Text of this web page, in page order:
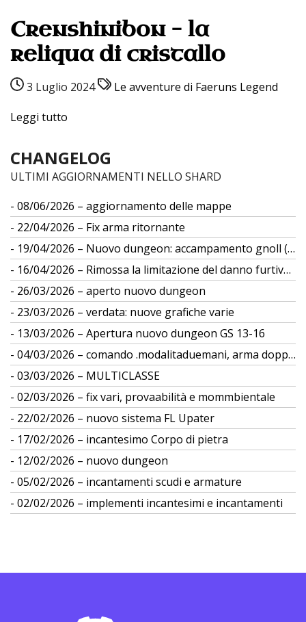
Crenshinibon – la
reliqua di cristallo
3 Luglio 2024
Le avventure di Faeruns Legend
Leggi tutto
CHANGELOG
ULTIMI AGGIORNAMENTI NELLO SHARD
08/06/2026 – aggiornamento delle mappe
22/04/2026 – Fix arma ritornante
19/04/2026 – Nuovo dungeon: accampamento gnoll (gs 12)
16/04/2026 – Rimossa la limitazione del danno furtivo da differenza di taglia
26/03/2026 – aperto nuovo dungeon
23/03/2026 – verdata: nuove grafiche varie
13/03/2026 – Apertura nuovo dungeon GS 13-16
04/03/2026 – comando .modalitaduemani, arma doppia
03/03/2026 – MULTICLASSE
02/03/2026 – fix vari, provaabilità e mommbientale
22/02/2026 – nuovo sistema FL Upater
17/02/2026 – incantesimo Corpo di pietra
12/02/2026 – nuovo dungeon
05/02/2026 – incantamenti scudi e armature
02/02/2026 – implementi incantesimi e incantamenti